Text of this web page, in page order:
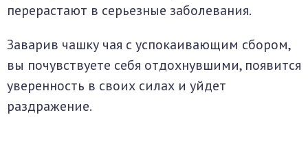
перерастают в серьезные заболевания.
Заварив чашку чая с успокаивающим сбором,
вы почувствуете себя отдохнувшими, появится
уверенность в своих силах и уйдет
раздражение.